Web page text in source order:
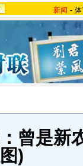
新闻 -
曾是新
)